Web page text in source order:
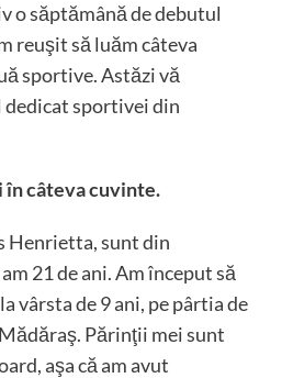
o săptămână de debutul
reuşit să luăm câteva
sportive. Astăzi vă
sportivei din
în câteva cuvinte.
Henrietta, sunt din
21 de ani. Am început să
vârsta de 9 ani, pe pârtia de
Părinţii mei sunt
aşa că am avut